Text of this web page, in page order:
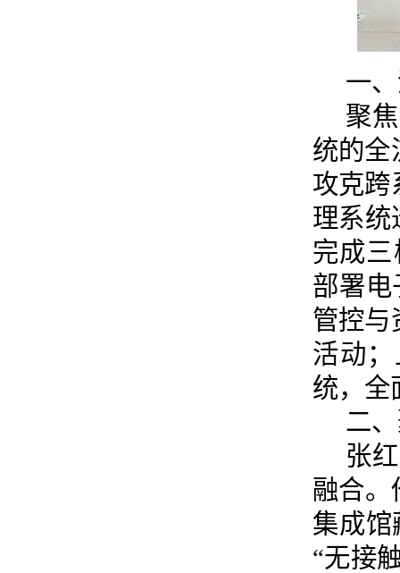
一
聚
统的全
攻克跨
理系统
完成
部署电
管控与
活动
统，全
二
张
融合。
集成馆
“无接